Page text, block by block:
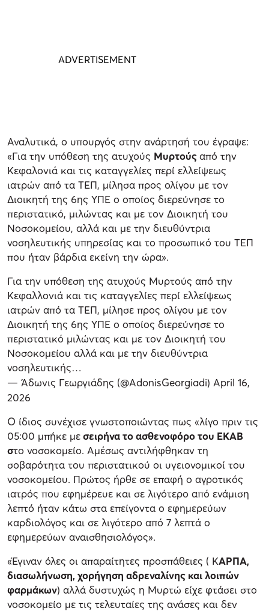
Αναλυτικά, ο υπουργός στην ανάρτησή του έγραψε:
«Για την υπόθεση της ατυχούς Μυρτούςαπό την
Κεφαλονιά και τις καταγγελίες περί ελλείψεως
ιατρών από τα ΤΕΠ, μίλησα προς ολίγου με τον
Διοικητή της 6ης ΥΠΕ ο οποίος διερεύνησε το
περιστατικό, μιλώντας και με τον Διοικητή του
Νοσοκομείου, αλλά και με την διευθύντρια
νοσηλευτικής υπηρεσίας και το προσωπικό του ΤΕΠ
που ήταν βάρδια εκείνη την ώρα».
Για την υπόθεση της ατυχούς Μυρτούς από την
Κεφαλλονιά και τις καταγγελίες περί ελλείψεως
ιατρών από τα ΤΕΠ, μίλησε προς ολίγου με τον
Διοικητή της 6ης ΥΠΕ ο οποίος διερεύνησε το
περιστατικό μιλώντας και με τον Διοικητή του
Νοσοκομείου αλλά και με την διευθύντρια
νοσηλευτικής…
— Άδωνις Γεωργιάδης (@AdonisGeorgiadi) April 16,
2026
Ο ίδιος συνέχισε γνωστοποιώντας πως «λίγο πριν τις
05:00 μπήκε μεσειρήνα το ασθενοφόρο του ΕΚΑΒ
στο νοσοκομείο. Αμέσως αντιλήφθηκαν τη
σοβαρότητα του περιστατικού οι υγειονομικοί του
νοσοκομείου. Πρώτος ήρθε σε επαφή ο αγροτικός
ιατρός που εφημέρευε και σε λιγότερο από ενάμιση
λεπτό ήταν κάτω στα επείγοντα ο εφημερεύων
καρδιολόγος και σε λιγότερο από 7 λεπτά ο
εφημερεύων αναισθησιολόγος».
«Έγιναν όλες οι απαραίτητες προσπάθειες ( ΚΑΡΠΑ,
διασωλήνωση, χορήγηση αδρεναλίνης και λοιπών
φαρμάκων) αλλά δυστυχώς η Μυρτώ είχε φτάσει στο
νοσοκομείο με τις τελευταίες της ανάσες και δεν